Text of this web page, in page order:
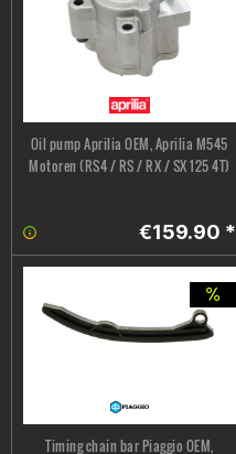
Oil pump Aprilia OEM, Aprilia M545
Motoren (RS4 / RS / RX / SX 125 4T)
€159.90 *
Timing chain bar Piaggio OEM,